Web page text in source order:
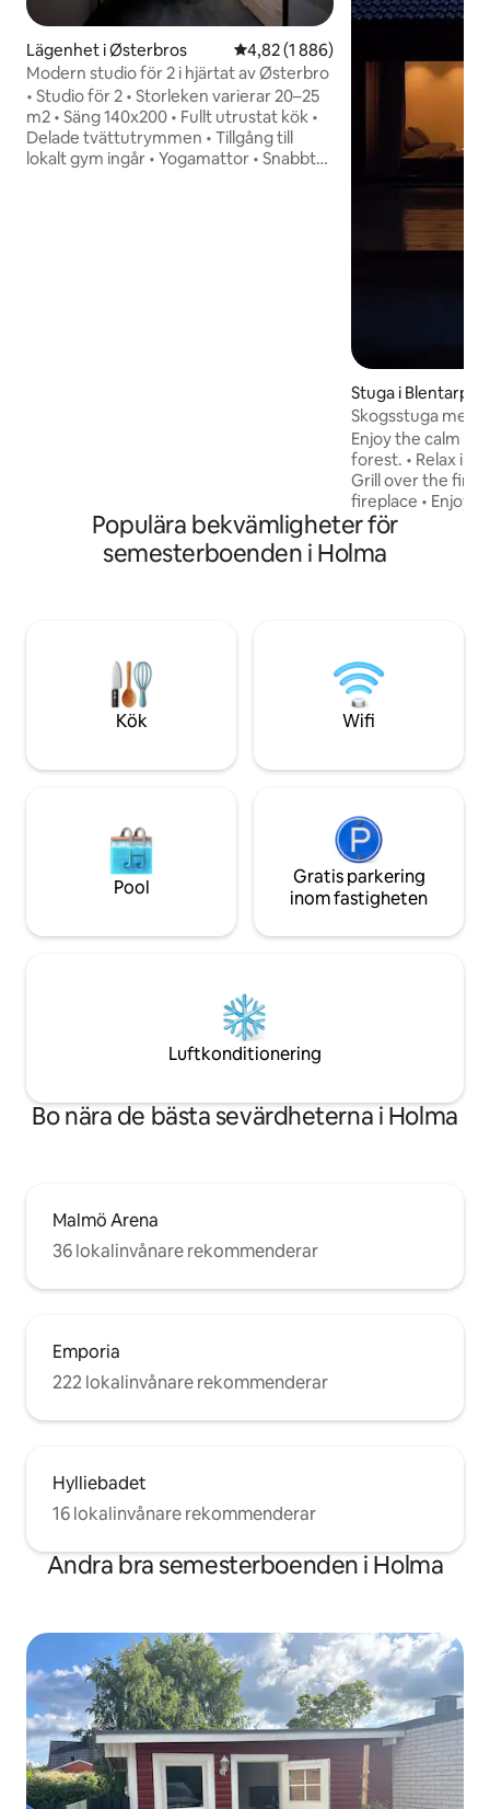
Lägenhet i Østerbros 4,82 av 5 i genomsnittligt betyg,
4,82 (1 886)
Modern studio för 2 i hjärtat av Østerbro
• Studio för 2 • Storleken varierar 20–25
m2 • Säng 140x200 • Fullt utrustat kök •
Delade tvättutrymmen • Tillgång till
lokalt gym ingår • Yogamattor • Snabbt
Stuga i Blentarp
Skogsstuga med
Enjoy the calm of
forest. • Relax in
Grill over the fire
fireplace • Enjoy
morning coffee
Drink fresh
Take peaceful
nights – cozy city
unwind 7 nights –
Populära bekvämligheter för
semesterboenden i Holma
Kök Wifi
Pool
Gratis parkering
inom fastigheten
Luftkonditionering
Bo nära de bästa sevärdheterna i Holma
Malmö Arena
36 lokalinvånare rekommenderar
Emporia
222 lokalinvånare rekommenderar
Hylliebadet
16 lokalinvånare rekommenderar
Andra bra semesterboenden i Holma